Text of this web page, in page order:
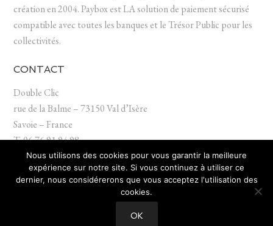
création en 2004. Paybox est LA solution de paiement sécurisé
compatible avec toutes les banques et le Trésor Public pour les
collectivités.
CONTACT
Double Clic
rue de la Balme – 73150 Val d’Isère
Savoie – France
T. 06 76 91 94 98
contact (at) doubleclic.fr
Nous utilisons des cookies pour vous garantir la meilleure
expérience sur notre site. Si vous continuez à utiliser ce
dernier, nous considérerons que vous acceptez l'utilisation des
cookies.
OK